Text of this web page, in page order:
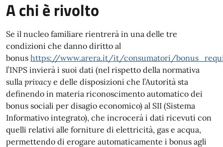
A chi è rivolto
Se il nucleo familiare rientrerà in una delle tre
condizioni che danno diritto al
bonus https://www.arera.it/it/consumatori/
l’INPS invierà i suoi dati (nel rispetto della normativa
sulla privacy e delle disposizioni che l’Autorità sta
definendo in materia riconoscimento automatico dei
bonus sociali per disagio economico) al SII (Sistema
Informativo integrato), che incrocerà i dati ricevuti con
quelli relativi alle forniture di elettricità, gas e acqua,
permettendo di erogare automaticamente i bonus agli